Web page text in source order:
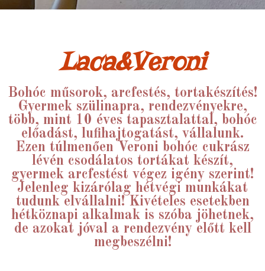
Laca&Veroni
Bohóc műsorok, arcfestés, tortakészítés!
Gyermek szülinapra, rendezvényekre,
több, mint 10 éves tapasztalattal, bohóc
előadást, lufihajtogatást, vállalunk.
Ezen túlmenően Veroni bohóc cukrász
lévén csodálatos tortákat készít,
gyermek arcfestést végez igény szerint!
Jelenleg kizárólag hétvégi munkákat
tudunk elvállalni! Kivételes esetekben
hétköznapi alkalmak is szóba jöhetnek,
de azokat jóval a rendezvény előtt kell
megbeszélni!